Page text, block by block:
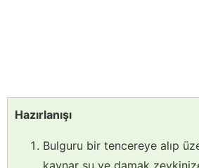
Hazırlanışı
Bulguru bir tencereye alıp
kaynar su ve damak